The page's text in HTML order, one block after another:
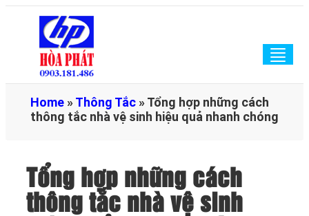
Home »Thông Tắc »Tổng hợp những cách
thông tắc nhà vệ sinh hiệu quả nhanh chóng
Tổng hợp những cách
thông tắc nhà vệ sinh